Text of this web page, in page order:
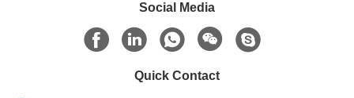
Social Media
Quick Contact